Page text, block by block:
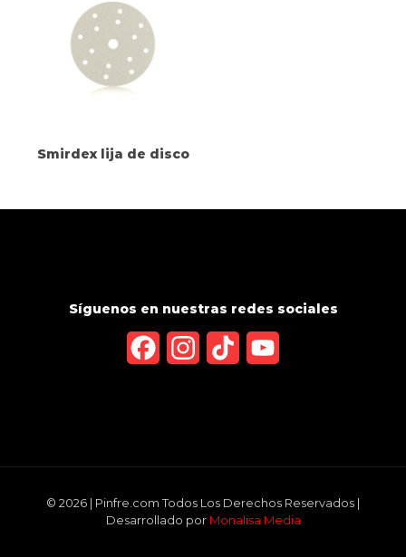
Smirdex lija de disco
Síguenos en nuestras redes sociales
FacebookInstagram
TikTok
© 2026 | Pinfre.com Todos Los Derechos Reservados |
Desarrollado por Monalisa Media